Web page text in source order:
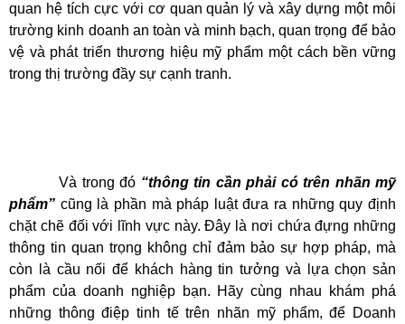
quan hệ tích cực với cơ quan quản lý và xây dựng một môi
trường kinh doanh an toàn và minh bạch, quan trọng để bảo
vệ và phát triển thương hiệu mỹ phẩm một cách bền vững
trong thị trường đầy sự cạnh tranh.
Và trong đó “thông tin cần phải có trên nhãn mỹ
phẩm” cũng là phần mà pháp luật đưa ra những quy định
chặt chẽ đối với lĩnh vực này. Đây là nơi chứa đựng những
thông tin quan trọng không chỉ đảm bảo sự hợp pháp, mà
còn là cầu nối để khách hàng tin tưởng và lựa chọn sản
phẩm của doanh nghiệp bạn. Hãy cùng nhau khám phá
những thông điệp tinh tế trên nhãn mỹ phẩm, để Doanh